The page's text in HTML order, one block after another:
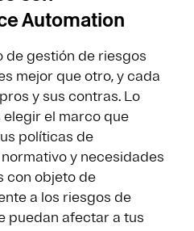
Automation
de gestión de riesgos
mejor que otro, y cada
y sus contras. Lo
el marco que
políticas de
y necesidades
con objeto de
a los riesgos de
puedan afectar a tus